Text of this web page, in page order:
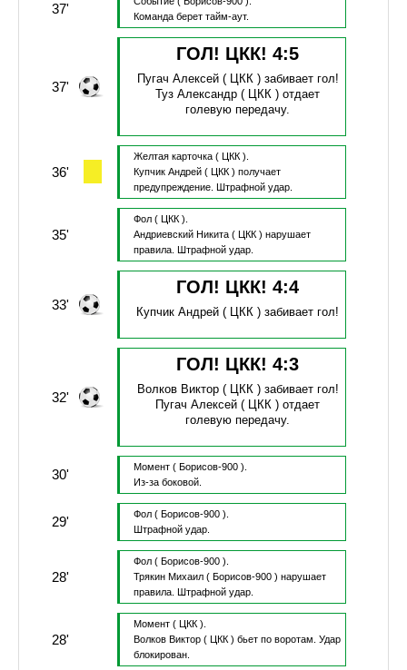
37'
Команда берет тайм-аут.
37'
ГОЛ! ЦКК!4:5
Пугач Алексей( ЦКК ) забивает гол!
Туз Александр ( ЦКК )отдает
голевую передачу.
36'
Желтая карточка ( ЦКК ).
Купчик Андрей( ЦКК ) получает
предупреждение.
Штрафной удар.
35'
Фол ( ЦКК ).
Андриевский Никита( ЦКК ) нарушает
правила.
Штрафной удар.
33'
ГОЛ! ЦКК!4:4
Купчик Андрей ( ЦКК )забивает гол!
32'
ГОЛ! ЦКК!4:3
Волков Виктор( ЦКК ) забивает гол!
Пугач Алексей ( ЦКК )отдает
голевую передачу.
30' Момент ( Борисов-900 ).
Из-за боковой.
29' Фол ( Борисов-900 ).
Штрафной удар.
28'
Фол ( Борисов-900 ).
Трякин Михаил( Борисов-900 ) нарушает
правила.
Штрафной удар.
28'
Момент ( ЦКК ).
Волков Виктор( ЦКК ) бьет по воротам. Удар
блокирован.